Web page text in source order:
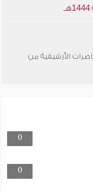
الأرشيفية من
0
0